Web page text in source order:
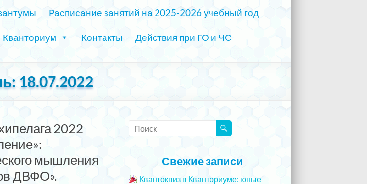
Расписание занятий на 2025-2026 учебный год
Контакты Действия при ГО и ЧС
18.07.2022
2022
мышления
ДВФО».
Свежие записи
Квантоквиз в Кванториуме: юные